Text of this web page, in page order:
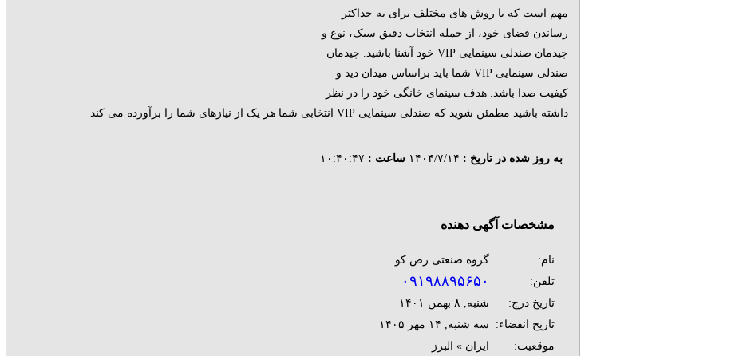
مهم است که با روش های مختلف برای به حداکثر
رساندن فضای خود، از جمله انتخاب دقیق سبک، نوع و
چیدمان صندلی سینمایی VIP خود آشنا باشید. چیدمان
صندلی سینمایی VIP شما باید براساس میدان دید و
کیفیت صدا باشد. هدف سینمای خانگی خود را در نظر
داشته باشید مطمئن شوید که صندلی سینمایی VIP انتخابی شما هر یک از نیازهای شما را برآورده می کند
به روز شده در تاریخ : ۱۴۰۴/۷/۱۴ ساعت : ۱۰:۴۰:۴۷
مشخصات آگهی دهنده
نام:
گروه صنعتی رض کو
تلفن:
۰۹۱۹۸۸۹۵۶۵۰
تاریخ درج:
شنبه, ۸ بهمن ۱۴۰۱
تاریخ انقضاء:
سه شنبه, ۱۴ مهر ۱۴۰۵
موقعیت:
ایران » البرز